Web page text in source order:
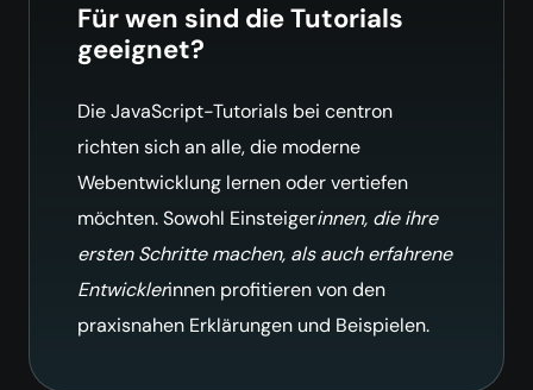
Für wen sind die Tutorials
geeignet?
Die JavaScript-Tutorials bei centron
richten sich an alle, die moderne
Webentwicklung lernen oder vertiefen
möchten. Sowohl Einsteigerinnen, die ihre
ersten Schritte machen, als auch erfahrene
Entwicklerinnen profitieren von den
praxisnahen Erklärungen und Beispielen.